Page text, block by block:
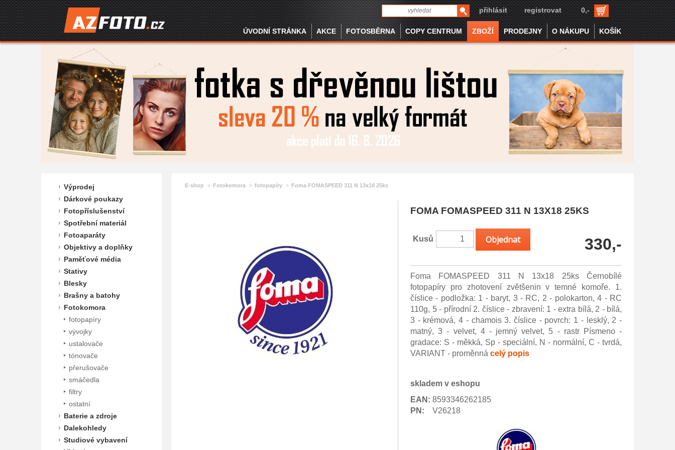
přihlásit registrovat 0,-
ÚVODNÍ STRÁNKA AKCE FOTOSBĚRNA COPY CENTRUM ZBOŽÍ PRODEJNY O NÁKUPU KOŠÍK
Výprodej
Dárkové poukazy
Fotopříslušenství
Spotřební materiál
Fotoaparáty
Objektivy a doplňky
Paměťové média
Stativy
Blesky
Brašny a batohy
Fotokomora
fotopapíry
vývojky
ustalovače
tónovače
přerušovače
smáčedla
filtry
ostatní
Baterie a zdroje
Dalekohledy
Studiové vybavení
E-shop Fotokomora fotopapíry Foma FOMASPEED 311 N 13x18 25ks
FOMA FOMASPEED 311 N 13X18 25KS
Kusů 330,-
Foma FOMASPEED 311 N 13x18 25ks Černobílé
fotopapíry pro zhotovení zvětšenin v temné komoře. 1.
číslice - podložka: 1 - baryt, 3 - RC, 2 - polokarton, 4 - RC
110g, 5 - přírodní 2. číslice - zbravení: 1 - extra bílá, 2 - bílá,
3 - krémová, 4 - chamois 3. číslice - povrch: 1 - lesklý, 2 -
matný, 3 - velvet, 4 - jemný velvet, 5 - rastr Písmeno -
gradace: S - měkká, Sp - speciální, N - normální, C - tvrdá,
VARIANT - proměnná celý popis
skladem v eshopu
EAN: 8593346262185
PN:
V26218